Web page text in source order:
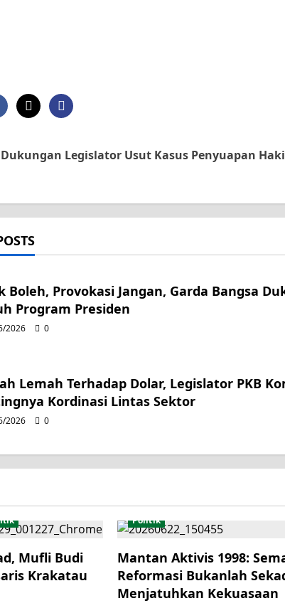
Legislator Usut Kasus Penyuapan
Boleh, Provokasi Jangan, Garda Bangsa
Program Presiden
2026 0
Lemah Terhadap Dolar, Legislator PKB
Kordinasi Lintas Sektor
2026 0
Mufli Budi
Krakatau
Politik
Mantan Aktivis 1998:
Reformasi Bukanlah
Menjatuhkan Kekuasaan